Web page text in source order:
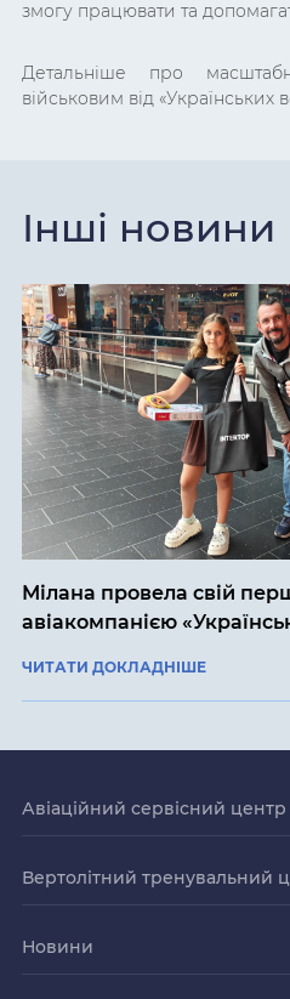
змогу працювати та
Детальніше про
військовим від «Українських
Інші новини
Мілана провела свій
авіакомпанією
ЧИТАТИ ДОКЛАДНІШЕ
Авіаційний сервісний центр
Вертолітний тренувальний
Новини